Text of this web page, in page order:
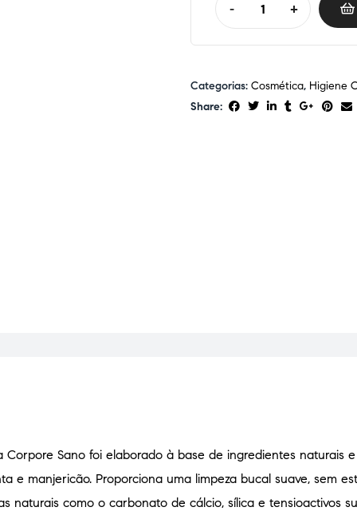
- +
Categorias: Cosmética, Higiene
Share:
Sano foi elaborado à base de ingredientes naturais
e manjericão. Proporciona uma limpeza bucal suave, sem
naturais como o carbonato de cálcio, sílica e tensioactivos